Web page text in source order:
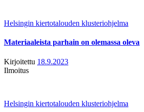
Helsingin kiertotalouden klusteriohjelma
Materiaaleista parhain on olemassa oleva
Kirjoitettu 18.9.2023
Ilmoitus
Helsingin kiertotalouden klusteriohjelma